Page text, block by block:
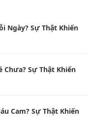
Ngày? Sự Thật Khiến
Chưa? Sự Thật Khiến
Cam? Sự Thật Khiến